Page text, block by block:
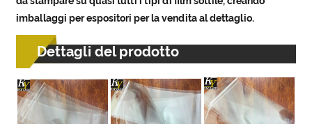
imballaggi per espositori per la vendita al dettaglio.
Dettagli del prodotto